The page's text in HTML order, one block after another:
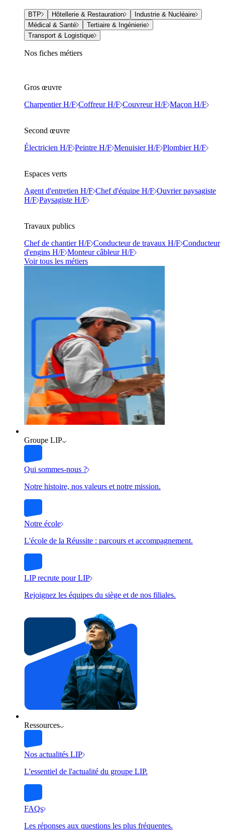
BTP Hôtellerie & Restauration
Industrie & Nucléaire
Médical & Santé
Tertiaire & Ingénierie
Transport & Logistique
Nos fiches métiers
Gros œuvre
Charpentier H/F Coffreur H/F Couvreur H/F Maçon H/F
Second œuvre
Électricien H/F Peintre H/F Menuisier H/F Plombier H/F
Espaces verts
Agent d'entretien H/F Chef d'équipe H/F Ouvrier paysagiste
H/F Paysagiste H/F
Travaux publics
Chef de chantier H/F Conducteur de travaux H/F Conducteur
d'engins H/F Monteur câbleur H/F
Voir tous les métiers
Groupe LIP
Qui sommes-nous ?
Notre histoire, nos valeurs et notre mission.
Notre école
L'école de la Réussite : parcours et accompagnement.
LIP recrute pour LIP
Rejoignez les équipes du siège et de nos filiales.
Ressources
Nos actualités LIP
L'essentiel de l'actualité du groupe LIP.
FAQs
Les réponses aux questions les plus fréquentes.